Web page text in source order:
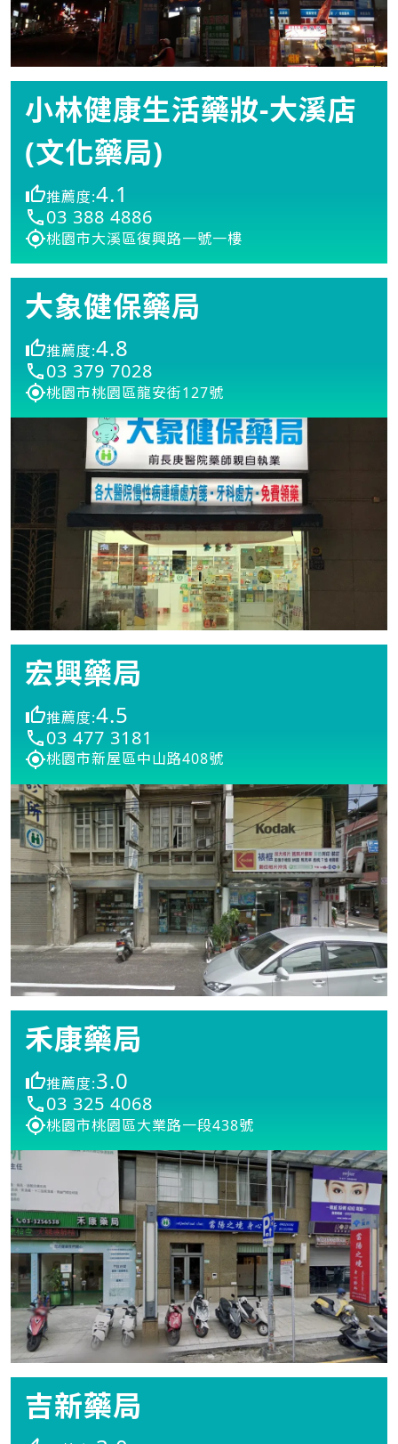
小林健康生活藥妝-大溪店
(文化藥局)
推薦度:4.1
03 388 4886
桃園市大溪區復興路一號一樓
大象健保藥局
推薦度:4.8
03 379 7028
桃園市桃園區龍安街127號
宏興藥局
推薦度:4.5
03 477 3181
桃園市新屋區中山路408號
禾康藥局
推薦度:3.0
03 325 4068
桃園市桃園區大業路一段438號
吉新藥局